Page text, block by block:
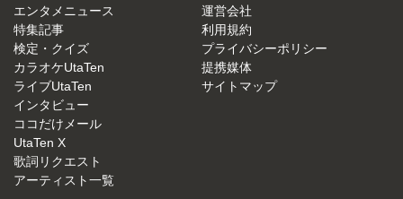
エンタメニュース
特集記事
検定・クイズ
カラオケUtaTen
ライブUtaTen
インタビュー
ココだけメール
UtaTen X
歌詞リクエスト
アーティスト一覧
運営会社
利用規約
プライバシーポリシー
提携媒体
サイトマップ